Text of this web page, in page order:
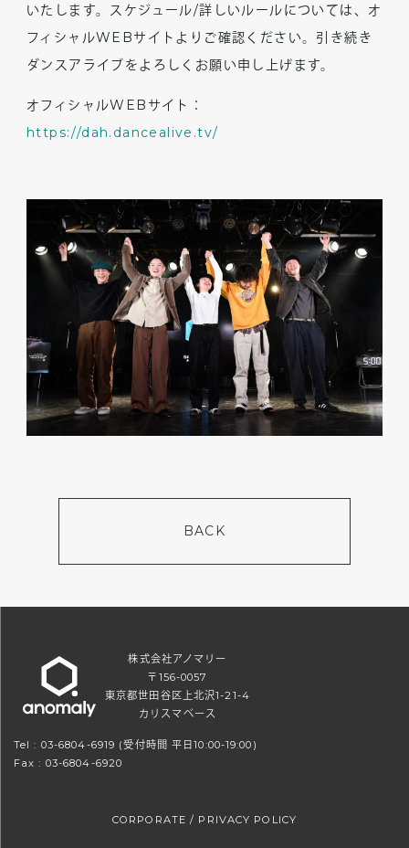
いたします。スケジュール/詳しいルールについては、オ
フィシャルWEBサイトよりご確認ください。引き続き
ダンスアライブをよろしくお願い申し上げます。
オフィシャルWEB サイト：
https://dah.dancealive.tv/
BACK
株式会社アノマリー
〒156-0057
東京都世田谷区上北沢1-21-4
カリスマベース
Tel : 03-6804-6919 (受付時間 平日10:00-19:00)
Fax : 03-6804-6920
CORPORATE / PRIVACY POLICY